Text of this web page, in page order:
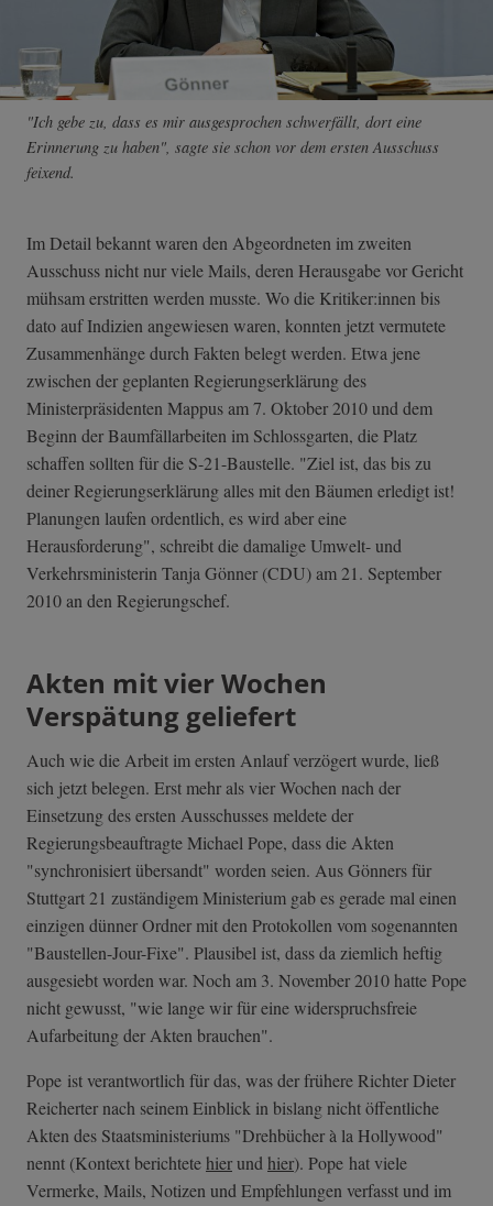
"Ich gebe zu, dass es mir ausgesprochen schwerfällt, dort eine
Erinnerung zu haben", sagte sie schon vor dem ersten Ausschuss
feixend.
Im Detail bekannt waren den Abgeordneten im zweiten
Ausschuss nicht nur viele Mails, deren Herausgabe vor Gericht
mühsam erstritten werden musste. Wo die Kritiker:innen bis
dato auf Indizien angewiesen waren, konnten jetzt vermutete
Zusammenhänge durch Fakten belegt werden. Etwa jene
zwischen der geplanten Regierungserklärung des
Ministerpräsidenten Mappus am 7. Oktober 2010 und dem
Beginn der Baumfällarbeiten im Schlossgarten, die Platz
schaffen sollten für die S-21-Baustelle. "Ziel ist, das bis zu
deiner Regierungserklärung alles mit den Bäumen erledigt ist!
Planungen laufen ordentlich, es wird aber eine
Herausforderung", schreibt die damalige Umwelt- und
Verkehrsministerin Tanja Gönner (CDU) am 21. September
2010 an den Regierungschef.
Akten mit vier Wochen
Verspätung geliefert
Auch wie die Arbeit im ersten Anlauf verzögert wurde, ließ
sich jetzt belegen. Erst mehr als vier Wochen nach der
Einsetzung des ersten Ausschusses meldete der
Regierungsbeauftragte Michael Pope, dass die Akten
"synchronisiert übersandt" worden seien. Aus Gönners für
Stuttgart 21 zuständigem Ministerium gab es gerade mal einen
einzigen dünner Ordner mit den Protokollen vom sogenannten
"Baustellen-Jour-Fixe". Plausibel ist, dass da ziemlich heftig
ausgesiebt worden war. Noch am 3. November 2010 hatte Pope
nicht gewusst, "wie lange wir für eine widerspruchsfreie
Aufarbeitung der Akten brauchen".
Pope ist verantwortlich für das, was der frühere Richter Dieter
Reicherter nach seinem Einblick in bislang nicht öffentliche
Akten des Staatsministeriums "Drehbücher à la Hollywood"
nennt (Kontext berichtetehierundhier). Pope hat viele
Vermerke, Mails, Notizen und Empfehlungen verfasst und im